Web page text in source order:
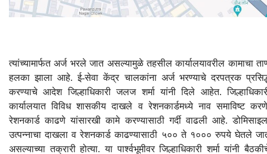
त्यांच्यामार्फत अर्ज भरले जात असल्यामुळे तहसील कार्यालयावरील कामाचा
हलका झाला आहे. ई-सेवा केंद्र चालकांना अर्ज भरण्याचे दरपत्रक
करण्याचे आदेश जिल्हाधिकारी जलज शर्मा यांनी दिले आहेत.
कार्यालयात विविध शासकीय दाखले व रेशनकार्डमध्ये नाव समाविष्ट
रेशनकार्ड काढणे यांसारखी कामे करण्यासाठी गर्दी वाढली आहे.
उत्पन्नाचा दाखला व रेशनकार्ड काढण्यासाठी ५०० ते १००० रुपये घेतले
असल्याच्या तक्रारी होत्या. या पार्श्वभूमीवर जिल्हाधिकारी शर्मा यांनी